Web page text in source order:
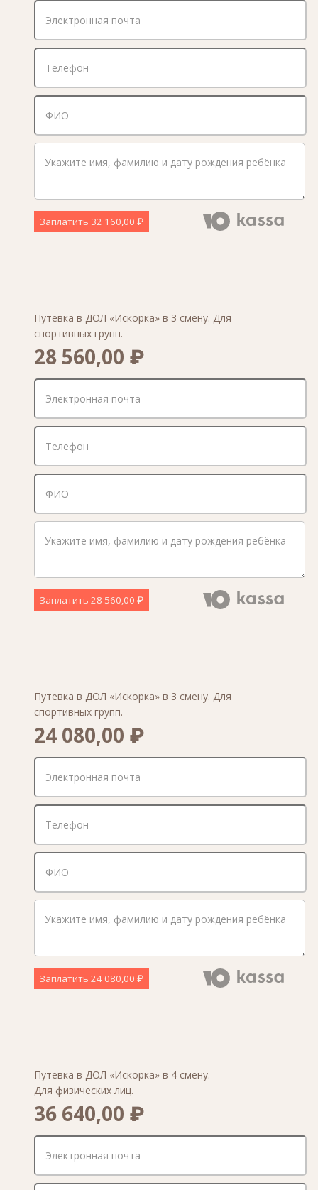
Заплатить 32 160,00 ₽
Путевка в ДОЛ «Искорка» в 3 смену. Для
спортивных групп.
28 560,00 ₽
Заплатить 28 560,00 ₽
Путевка в ДОЛ «Искорка» в 3 смену. Для
спортивных групп.
24 080,00 ₽
Заплатить 24 080,00 ₽
Путевка в ДОЛ «Искорка» в 4 смену.
Для физических лиц.
36 640,00 ₽